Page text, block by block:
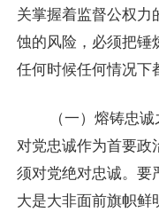
关掌握着监督公权力
蚀的风险，必须把锤
任何时候任何情况下
（一）熔铸忠
对党忠诚作为首要政
须对党绝对忠诚。要
大是大非面前旗帜